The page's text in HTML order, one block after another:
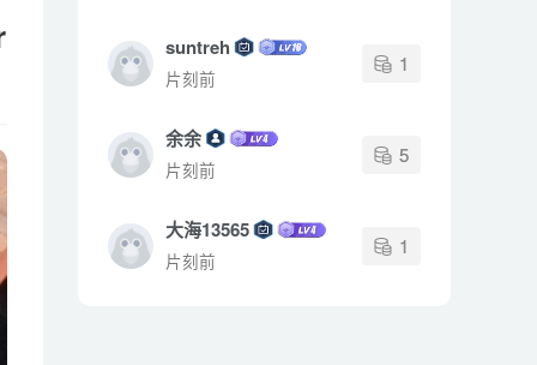
suntreh
片刻前
1
余余
片刻前
5
大海13565
片刻前
1